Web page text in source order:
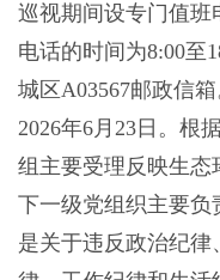
巡视期间设专门值班
电话的时间为8:00至
城区A03567邮政信
2026年6月23日。根
组主要受理反映生态
下一级党组织主要负
是关于违反政治纪